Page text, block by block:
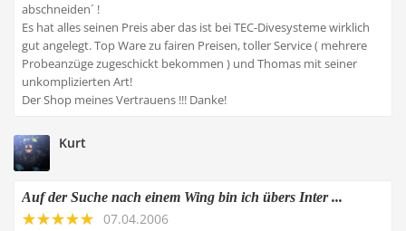
abschneiden´ !
Es hat alles seinen Preis aber das ist bei TEC-Divesysteme wirklich
gut angelegt. Top Ware zu fairen Preisen, toller Service ( mehrere
Probeanzüge zugeschickt bekommen ) und Thomas mit seiner
unkomplizierten Art!
Der Shop meines Vertrauens !!! Danke!
Kurt
Auf der Suche nach einem Wing bin ich übers Inter ...
07.04.2006